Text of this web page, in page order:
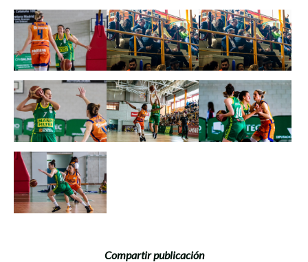
Compartir publicación